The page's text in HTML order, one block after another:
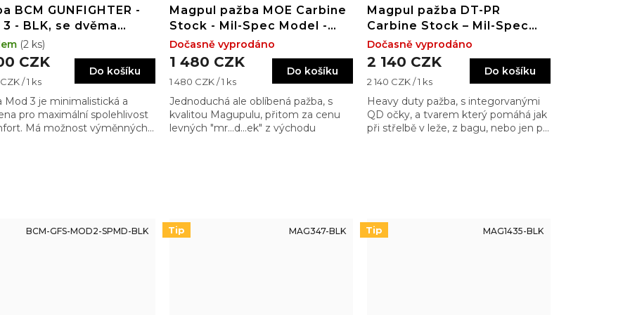
BCM GUNFIGHTER -
3 - BLK, se dvěma
lícnicemi
CZK
/ 1 ks
Do košíku
Mod 3 je minimalistická a
pro maximální spolehlivost
Má možnost výměnných
(2 ks)
Magpul pažba MOE Carbine
Stock - Mil-Spec Model -
Black
1 480 CZK
Měrná
1 480 CZK / 1 ks
Do košíku
Jednoduchá ale oblíbená pažba, s
kvalitou Magupulu, přitom za cenu
levných "mr…d…ek" z východu
Dočasně vyprodáno
Magpul pažba DT-PR
Carbine Stock – Mil-Spec
BLK
2 140 CZK
Měrná
2 140 CZK / 1 ks
Do košíku
Heavy duty pažba, s integorvanými
QD očky, a tvarem který pomáhá jak
při střelbě v leže, z bagu, nebo jen při
Dočasně vyprodáno
BCM-GFS-MOD2-SPMD-BLK Tip MAG347-BLK Tip MAG1435-BLK